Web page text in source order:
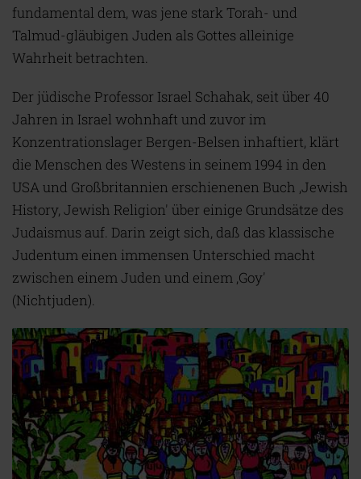
fundamental dem, was jene stark Torah- und
Talmud-gläubigen Juden als Gottes alleinige
Wahrheit betrachten.
Der jüdische Professor Israel Schahak, seit über 40
Jahren in Israel wohnhaft und zuvor im
Konzentrationslager Bergen-Belsen inhaftiert, klärt
die Menschen des Westens in seinem 1994 in den
USA und Großbritannien erschienenen Buch ‚Jewish
History, Jewish Religion' über einige Grundsätze des
Judaismus auf. Darin zeigt sich, daß das klassische
Judentum einen immensen Unterschied macht
zwischen einem Juden und einem ‚Goy'
(Nichtjuden).